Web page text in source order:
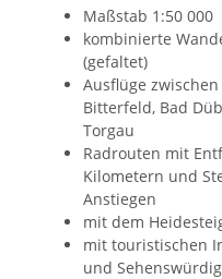
Maßstab 1:50 000
kombinierte
(gefaltet)
Ausflüge
Bitterfeld, Bad
Torgau
Radrouten mit
Kilometern und
Anstiegen
mit dem
mit touristischen
und